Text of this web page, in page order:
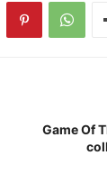
Game Of